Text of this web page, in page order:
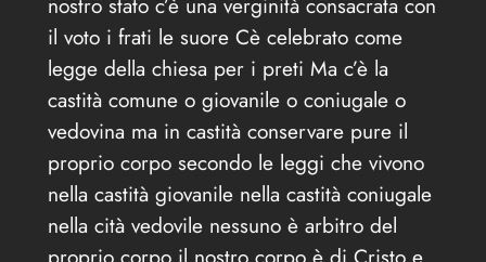
il voto i frati le suore Cè celebrato come
legge della chiesa per i preti Ma c’è la
castità comune o giovanile o coniugale o
vedovina ma in castità conservare pure il
proprio corpo secondo le leggi che vivono
nella castità giovanile nella castità coniugale
nella cità vedovile nessuno è arbitro del